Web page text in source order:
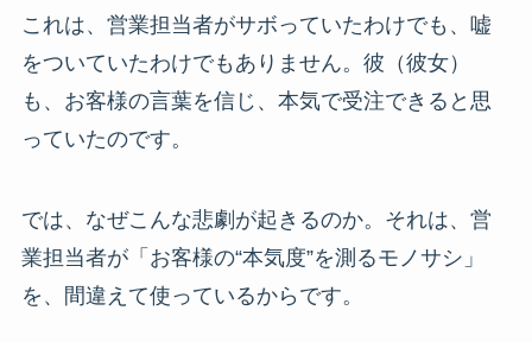
これは、営業担当者がサボっていたわけでも、嘘
をついていたわけでもありません。彼（彼女）
も、お客様の言葉を信じ、本気で受注できると思
っていたのです。
では、なぜこんな悲劇が起きるのか。それは、営
業担当者が「お客様の“本気度”を測るモノサシ」
を、間違えて使っているからです。